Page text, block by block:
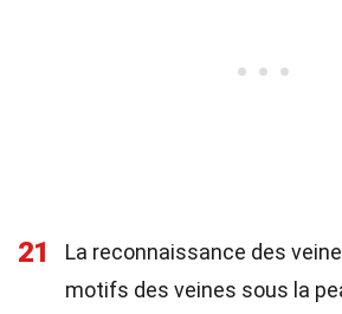
21
La reconnaissance des
motifs des veines sous la